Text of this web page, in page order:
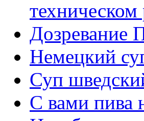
техническом
Дозревание
Немецкий
Суп
С вами пива